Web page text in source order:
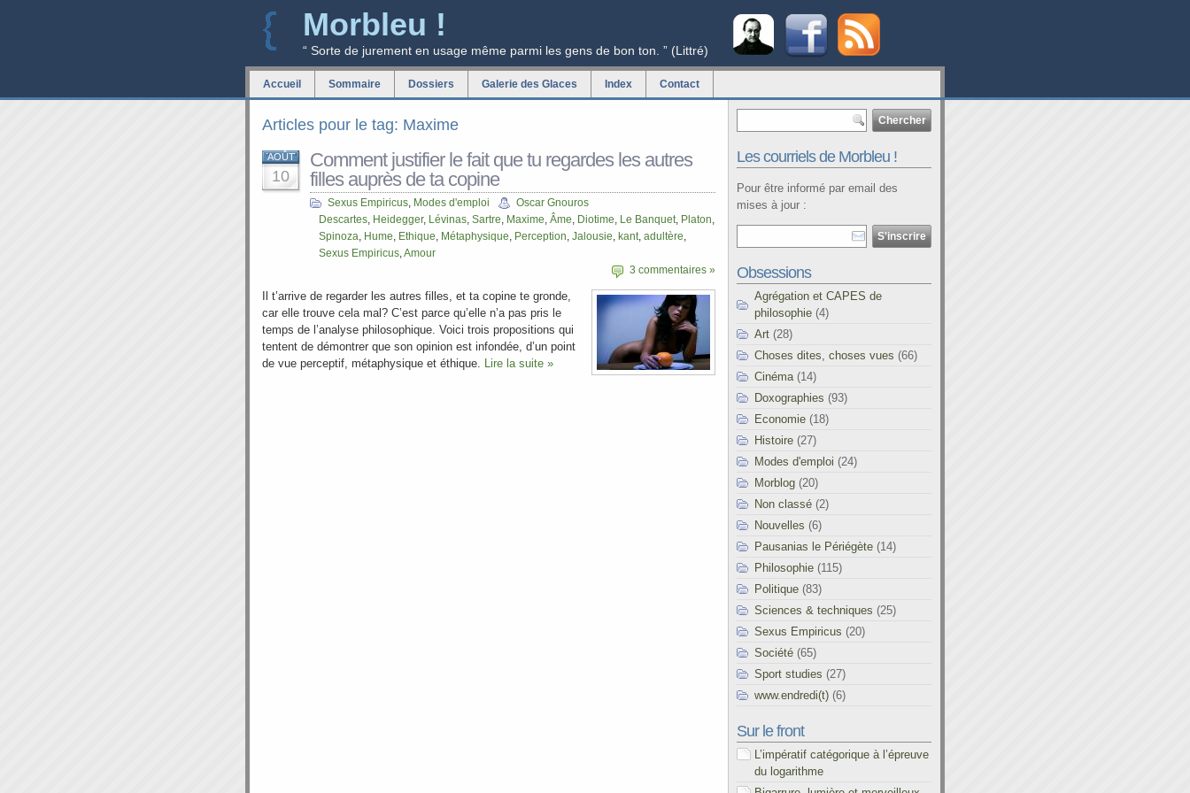
Morbleu !
“ Sorte de jurement en usage même parmi les gens de bon ton. ” (Littré)
Accueil Sommaire Dossiers Galerie des Glaces Index Contact
Articles pour le tag: Maxime
AOÛT
10
Comment justifier le fait que tu regardes les autres
filles auprès de ta copine
Sexus Empiricus, Modes d'emploi
Oscar Gnouros
Descartes, Heidegger, Lévinas, Sartre, Maxime, Âme, Diotime, Le Banquet, Platon,
Spinoza, Hume, Ethique, Métaphysique, Perception, Jalousie, kant, adultère,
Sexus Empiricus,Amour
3 commentaires »
Il t’arrive de regarder les autres filles, et ta copine te gronde,
car elle trouve cela mal? C’est parce qu’elle n’a pas pris le
temps de l’analyse philosophique. Voici trois propositions qui
tentent de démontrer que son opinion est infondée, d’un point
de vue perceptif, métaphysique et éthique. Lire la suite »
Les courriels de Morbleu !
Pour être informé par email des
mises à jour :
Obsessions
Agrégation et CAPES de
philosophie (4)
Art (28)
Choses dites, choses vues (66)
Cinéma (14)
Doxographies (93)
Economie (18)
Histoire (27)
Modes d'emploi (24)
Morblog (20)
Non classé (2)
Nouvelles (6)
Pausanias le Périégète (14)
Philosophie (115)
Politique (83)
Sciences & techniques (25)
Sexus Empiricus (20)
Société (65)
Sport studies (27)
www.endredi(t) (6)
Sur le front
L’impératif catégorique à l’épreuve
du logarithme